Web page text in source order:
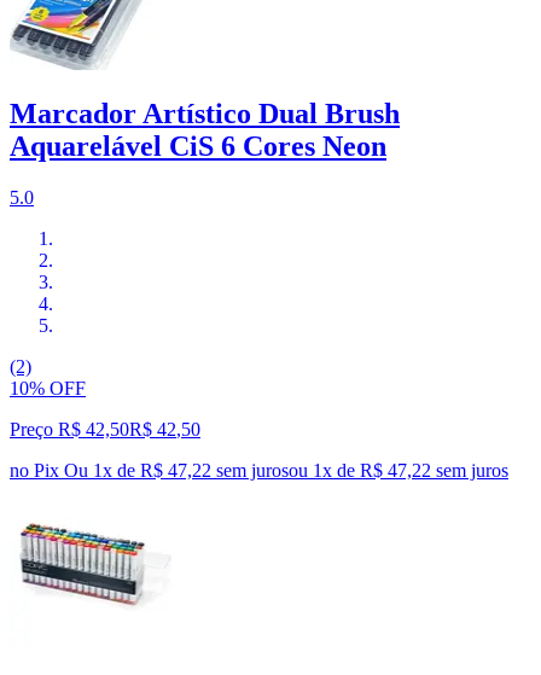
Marcador Artístico Dual Brush
Aquarelável CiS 6 Cores Neon
5.0
(2)
10% OFF
Preço R$ 42,50R$ 42,50
no Pix Ou 1x de R$ 47,22 sem jurosou 1x de R$ 47,22 sem juros